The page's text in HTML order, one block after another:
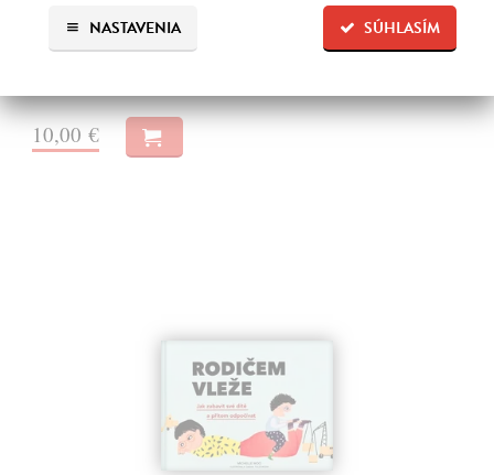
SÚHLASÍM
NASTAVENIA
slovenskom jazyku. Kniha nielen jasne a zrozumiteľne popisuje
problematiku FASD, ale ponúka aj konkrétne rady pri výchove detí s
touto diagnózou.…
10,00 €